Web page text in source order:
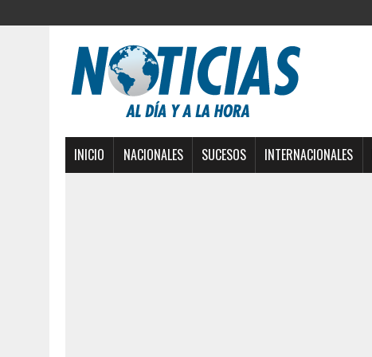
INICIO NACIONALES SUCESOS INTERNACIONALES